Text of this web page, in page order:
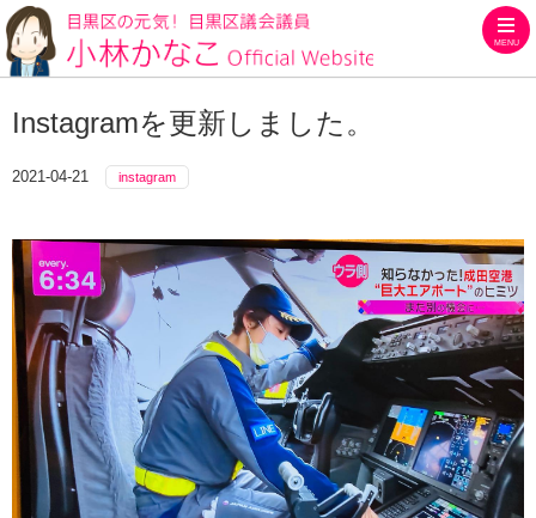
MENU
Instagramを更新しました。
2021-04-21 instagram